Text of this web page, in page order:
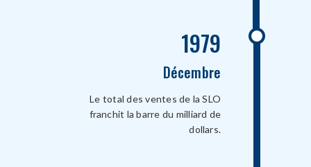
1979
Décembre
Le total des ventes de la SLO
franchit la barre du milliard de
dollars.